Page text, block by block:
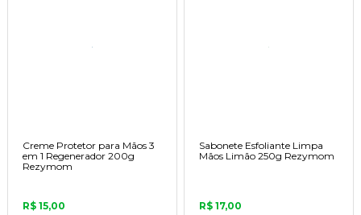
Creme Protetor para Mãos 3
em 1 Regenerador 200g
Rezymom
R$ 15,00
Sabonete Esfoliante Limpa
Mãos Limão 250g Rezymom
R$ 17,00